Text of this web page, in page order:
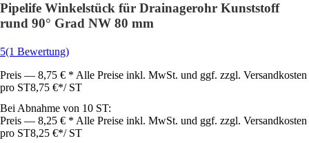
Pipelife Winkelstück für Drainagerohr Kunststoff
rund 90° Grad NW 80 mm
5(1 Bewertung)
Preis — 8,75 € * Alle Preise inkl. MwSt. und ggf. zzgl. Versandkosten
pro ST8,75 €*/ ST
Bei Abnahme von 10 ST:
Preis — 8,25 € * Alle Preise inkl. MwSt. und ggf. zzgl. Versandkosten
pro ST8,25 €*/ ST